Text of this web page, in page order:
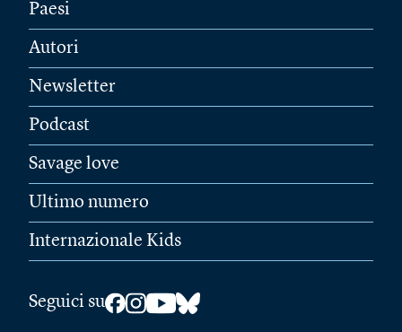
Paesi
Autori
Newsletter
Podcast
Savage love
Ultimo numero
Internazionale Kids
Seguici su